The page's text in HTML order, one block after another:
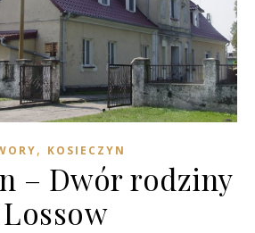
, KOSIECZYN
– Dwór rodziny
Lossow